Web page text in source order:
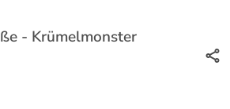
- Krümelmonster